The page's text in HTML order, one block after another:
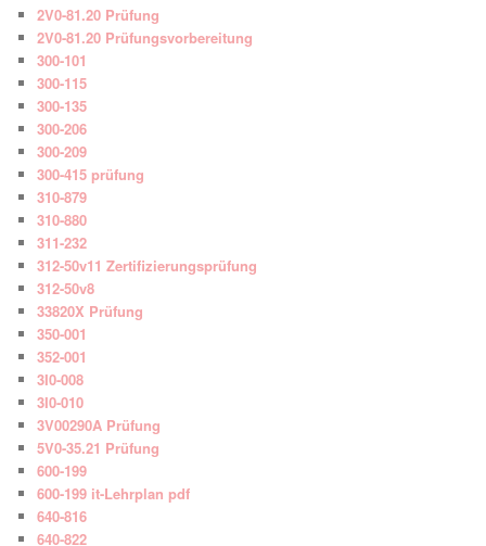
2V0-81.20 Prüfung
2V0-81.20 Prüfungsvorbereitung
300-101
300-115
300-135
300-206
300-209
300-415 prüfung
310-879
310-880
311-232
312-50v11 Zertifizierungsprüfung
312-50v8
33820X Prüfung
350-001
352-001
3I0-008
3I0-010
3V00290A Prüfung
5V0-35.21 Prüfung
600-199
600-199 it-Lehrplan pdf
640-816
640-822